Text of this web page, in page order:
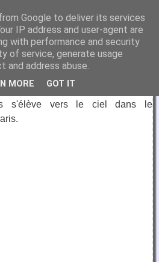
fauteuil.
Paris
s'élève vers le ciel dans le
Google to deliver its services
IP address and user-agent are
with performance and security
of service, generate usage
address abuse.
MORE GOT IT